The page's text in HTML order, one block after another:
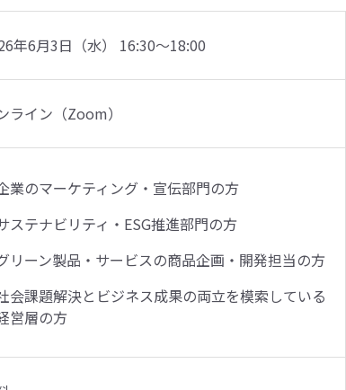
年6月3日（水） 16:30〜18:00
ライン（Zoom）
業のマーケティング・宣伝部門の方
ステナビリティ・ESG推進部門の方
リーン製品・サービスの商品企画・開発担当の方
会課題解決とビジネス成果の両立を模索している
営層の方